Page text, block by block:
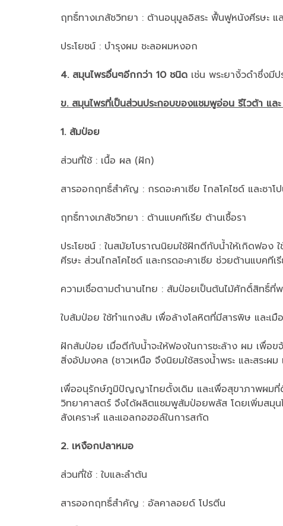
ฤทธิ์ทางเภสัชวิทยา : ต้านอนุมูลอิสระ ฟื้นฟูหนังศีรษะ แ
ประโยชน์ : บำรุงผม ชะลอผมหงอก
4. สมุนไพรอื่นๆอีกกว่า 10 ชนิด เช่น พระยางิ้วดำซึ่งมี
ข. สมุนไพรที่เป็นส่วนประกอบของแชมพูอ่อน รีไวต้า แล
1. ส้มป่อย
ส่วนที่ใช้ : เนื้อ ผล (ฝัก)
สารออกฤทธิ์สำคัญ : กรดอะคาเซีย ไกลโคไซด์ และซาโ
ฤทธิ์ทางเภสัชวิทยา : ต้านแบคทีเรีย ต้านเชื้อรา
ประโยชน์ : ในสมัยโบราณนิยมใช้ฝักตีกับน้ำให้เกิดฟอง
ศีรษะ ส่วนไกลโคไซด์ และกรดอะคาเซีย ช่วยต้านแบคที
ความเชื่อตามตำนานไทย : ส้มป่อยเป็นต้นไม้ศักดิ์สิทธิ์
ใบส้มป่อย ใช้ทำแกงส้ม เพื่อล้างโลหิตที่มีสารพิษ และเ
ฝักส้มป่อย เมื่อตีกับน้ำจะให้ฟองในการชะล้าง ผม เพื่อ
สิ่งอัปมงคล (ชาวเหนือ จึงนิยมใช้สรงน้ำพระ และสระผ
เพื่ออนุรักษ์ภูมิปัญญาไทยดั้งเดิม และเพื่อสุขาภาพผมที่
วิทยาศาสตร์ จึงได้ผลิตแชมพูส้มป่อยพลัส โดยเพิ่มสมุน
สังเคราะห์ และแอลกอฮอล์ในการสกัด
2. เหงือกปลาหมอ
ส่วนที่ใช้ : ใบและลำต้น
สารออกฤทธิ์สำคัญ : อัลคาลอยด์ โปรตีน